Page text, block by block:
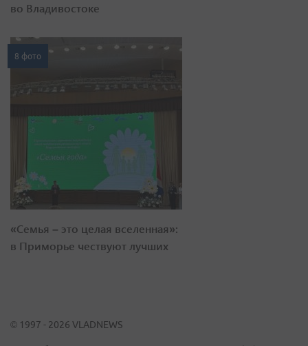
во Владивостоке
8 фото
«Семья – это целая вселенная»:
в Приморье чествуют лучших
© 1997 - 2026 VLADNEWS